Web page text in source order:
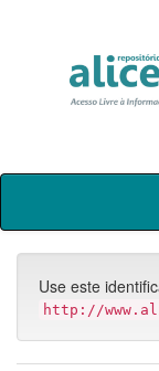
Skip
Use este
http://